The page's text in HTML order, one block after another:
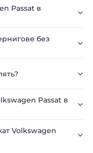
Passat в
без
Passat в
Volkswagen